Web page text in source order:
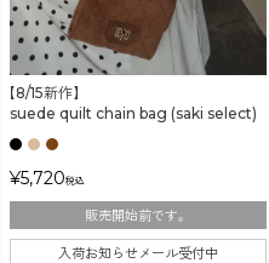
【8/15新作】
suede quilt chain bag (saki select)
¥5,720税込
販売開始前です。
入荷お知らせメール受付中